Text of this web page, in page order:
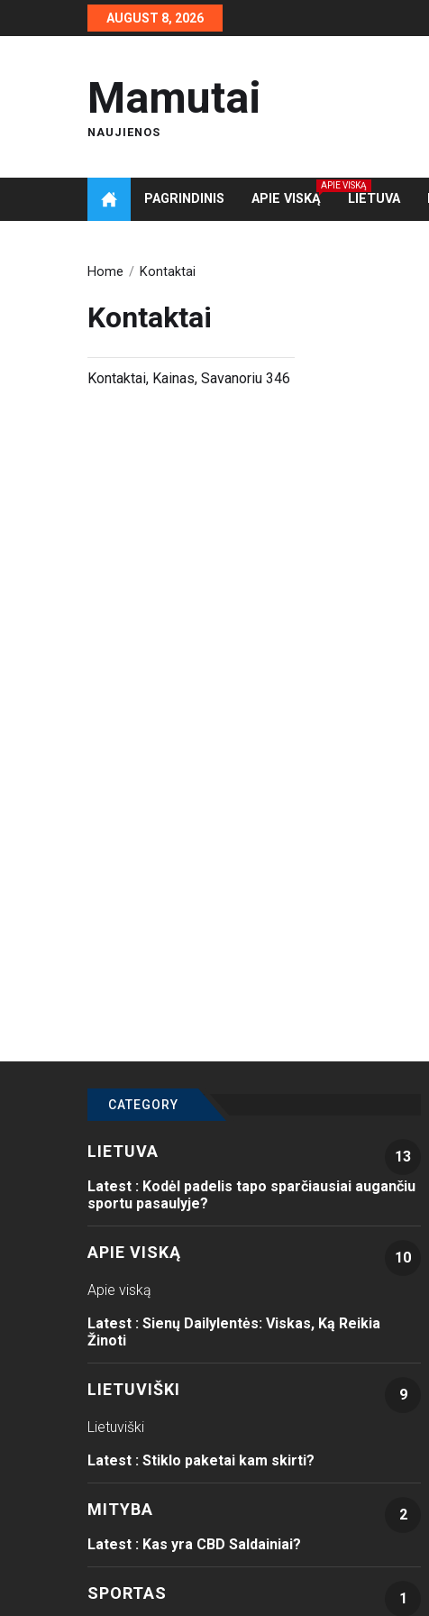
to
AUGUST 8, 2026
Mamutai
NAUJIENOS
PAGRINDINIS APIE VISKĄ
APIE VISKĄ
LIETUVA
Home Kontaktai
Kontaktai
Kontaktai, Kainas, Savanoriu 346
CATEGORY
LIETUVA
13
Latest : Kodėl padelis tapo sparčiausiai augančiu
sportu pasaulyje?
APIE VISKĄ
10
Apie viską
Latest : Sienų Dailylentės: Viskas, Ką Reikia
Žinoti
LIETUVIŠKI
9
Lietuviški
Latest : Stiklo paketai kam skirti?
MITYBA
2
Latest : Kas yra CBD Saldainiai?
SPORTAS 1